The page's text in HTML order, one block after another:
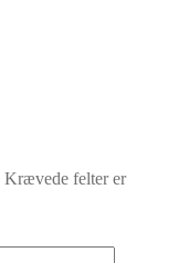
Krævede felter er